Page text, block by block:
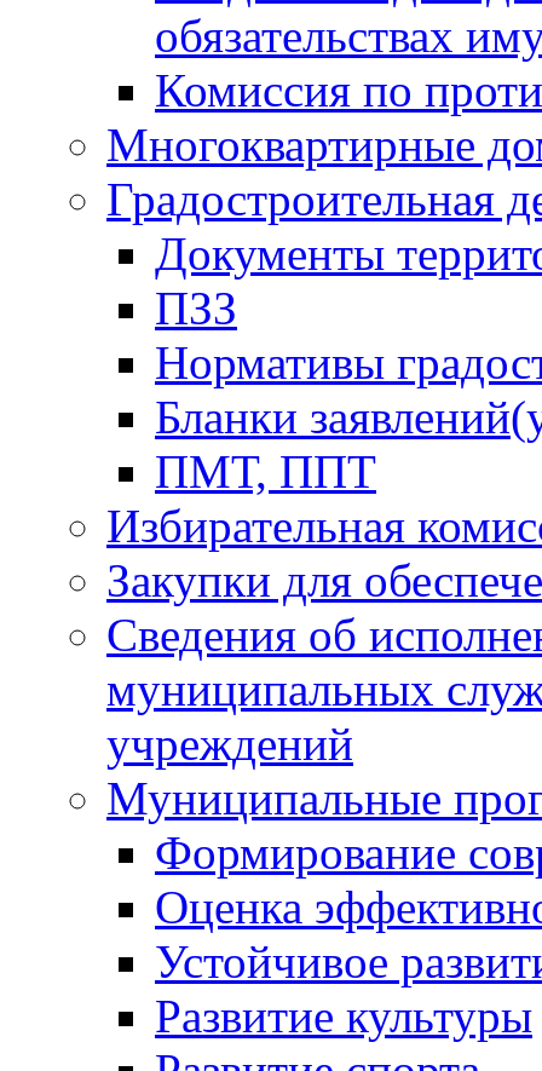
обязательствах
Комиссия по
Многоквартирные
Градостроительная
Документы
ПЗЗ
Нормативы
Бланки
ПМТ, ППТ
Избирательная
Закупки для
Сведения об
муниципальных
учреждений
Муниципальные
Формирование
Оценка
Устойчивое
Развитие культуры